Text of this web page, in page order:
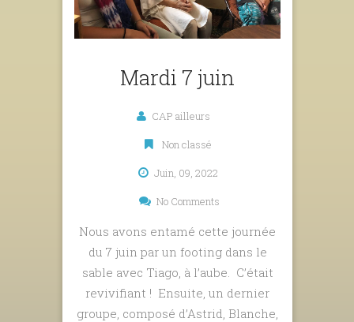
Mardi 7 juin
CAP ailleurs
Non classé
Juin, 09, 2022
No Comments
Nous avons entamé cette journée
du 7 juin par un footing dans le
sable avec Tiago, à l’aube. C’était
revivifiant ! Ensuite, un dernier
groupe, composé d’Astrid, Blanche,